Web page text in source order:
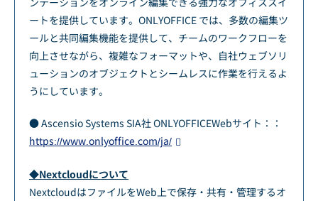
ートを提供しています。ONLYOFFICE では、多数の編集ツ
ールと共同編集機能を提供して、チームのワークフローを
向上させながら、複雑なフォーマットや、自社ウェブソリ
ューションのオブジェクトとシームレスに作業を行えるよ
うにしています。
● Ascensio Systems SIA社 ONLYOFFICEWebサイト：：
https://www.onlyoffice.com/ja/
◆Nextcloudについて
NextcloudはファイルをWeb上で保存・共有・管理するオ